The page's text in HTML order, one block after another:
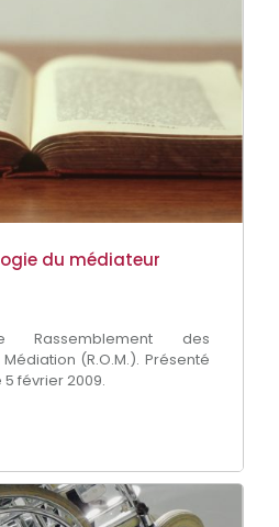
du médiateur
des
(R.O.M.). Présenté
février 2009.